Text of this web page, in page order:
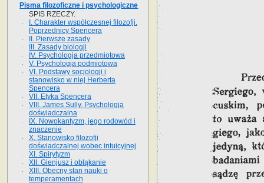
Pisma filozoficzne i psychologiczne
SPIS RZECZY.
I. Charakter współczesnej filozofji.
Poprzednicy Spencera
II. Pierwsze zasady
III. Zasady biologji
IV. Psychologja przedmiotowa
V. Psychologja podmiotowa
VI. Podstawy socjologji i
stanowisko w niej Herberta
Spencera
VII. Etyka Spencera
VIII. James Sully. Psychologja
doświadczalna
IX. Nowokantyzm, jego rodowód i
znaczenie
X. Stanowisko filozofji
doświadczalnej wobec intuicyjnej
XI. Spirytyzm
XII. Gienjusz i obłąkanie
XIII. Obecny stan nauki o
temperamentach